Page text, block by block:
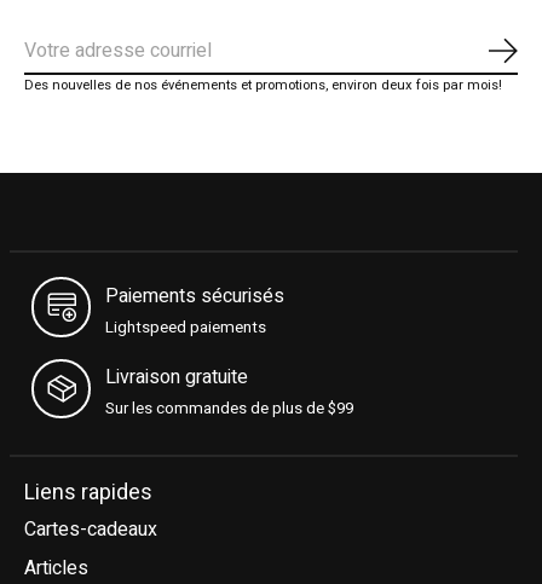
Des nouvelles de nos événements et promotions, environ deux fois par mois!
Paiements sécurisés
Lightspeed paiements
Livraison gratuite
Sur les commandes de plus de $99
Liens rapides
Cartes-cadeaux
Articles